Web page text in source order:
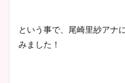
という事で、尾崎里紗アナ
みました！